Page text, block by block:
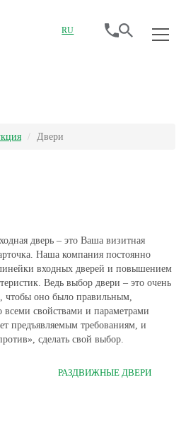
RU
Двери
дверь – это Ваша визитная
Наша компания постоянно
входных дверей и повышением
Ведь выбор двери – это очень
чтобы оно было правильным,
всеми свойствами и параметрами
предъявляемым требованиям, и
сделать свой выбор.
РАЗДВИЖНЫЕ ДВЕРИ